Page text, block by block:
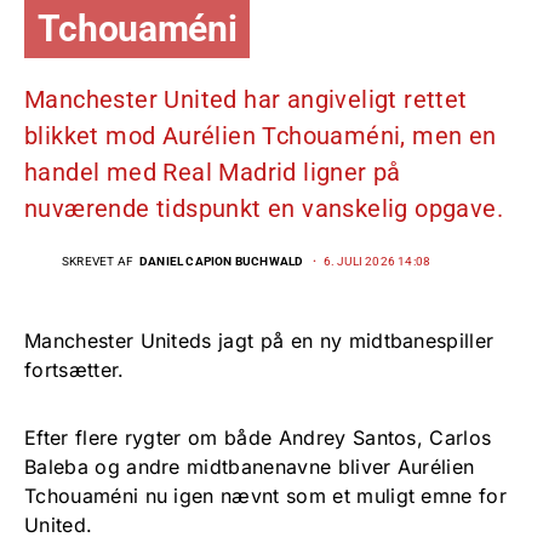
Tchouaméni
Manchester United har angiveligt rettet
blikket mod Aurélien Tchouaméni, men en
handel med Real Madrid ligner på
nuværende tidspunkt en vanskelig opgave.
SKREVET AF DANIEL CAPION BUCHWALD 6. JULI 2026 14:08
Manchester Uniteds jagt på en ny midtbanespiller
fortsætter.
Efter flere rygter om både Andrey Santos, Carlos
Baleba og andre midtbanenavne bliver Aurélien
Tchouaméni nu igen nævnt som et muligt emne for
United.